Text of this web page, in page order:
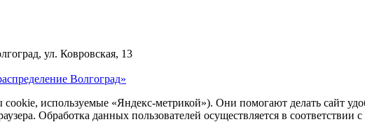
ул. Ковровская, 13
Волгоград»
используемые «Яндекс-метрикой»). Они помогают делать сайт
Обработка данных пользователей осуществляется в соответствии с